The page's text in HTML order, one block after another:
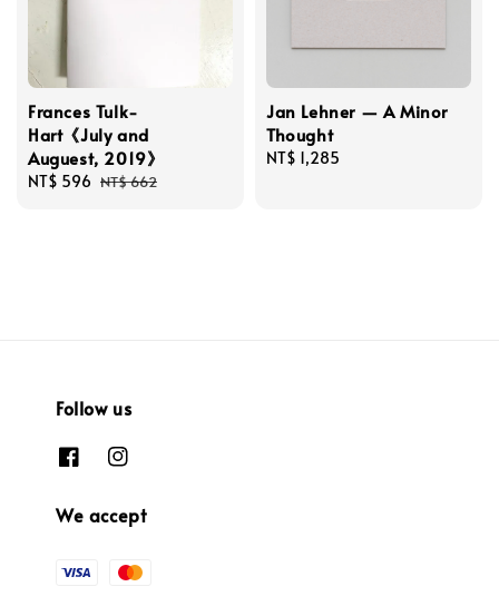
Frances Tulk-
Hart《July and
Auguest, 2019》
Sale
NT$ 596 Regular
NT$ 662
Jan Lehner — A Minor
Thought
Regular
NT$ 1,285
Follow us
We accept